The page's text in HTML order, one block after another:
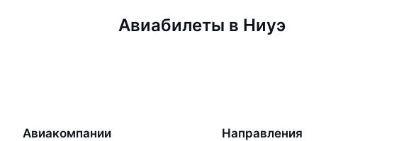
Авиабилеты в Ниуэ
Авиакомпании Направления